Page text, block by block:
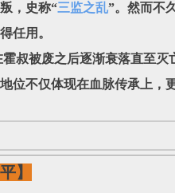
，史称“三监之乱”。然而不
任用。
被废之后逐渐衰落直至灭亡
位不仅体现在血脉传承上，
】